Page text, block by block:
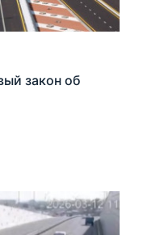
закон об